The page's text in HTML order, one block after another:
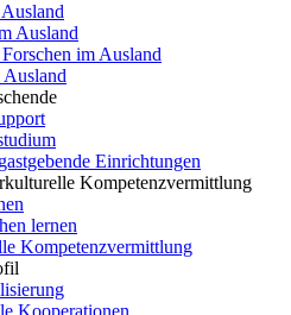
Ausland
im Ausland
Einrichtungen
Kompetenzvermittlung
lernen
Kompetenzvermittlung
Kooperationen